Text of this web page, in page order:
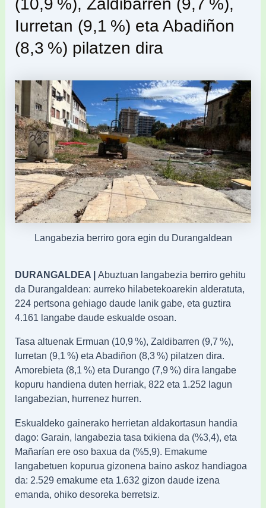
(10,9 %), Zaldibarren (9,7 %),
Iurretan (9,1 %) eta Abadiñon
(8,3 %) pilatzen dira
Langabezia berriro gora egin du Durangaldean
DURANGALDEA |Abuztuan langabezia berriro gehitu
da Durangaldean: aurreko hilabetekoarekin alderatuta,
224 pertsona gehiago daude lanik gabe, eta guztira
4.161 langabe daude eskualde osoan.
Tasa altuenak Ermuan (10,9 %), Zaldibarren (9,7 %),
Iurretan (9,1 %) eta Abadiñon (8,3 %) pilatzen dira.
Amorebieta (8,1 %) eta Durango (7,9 %) dira langabe
kopuru handiena duten herriak, 822 eta 1.252 lagun
langabezian, hurrenez hurren.
Eskualdeko gainerako herrietan aldakortasun handia
dago: Garain, langabezia tasa txikiena da (%3,4), eta
Mañarían ere oso baxua da (%5,9). Emakume
langabetuen kopurua gizonena baino askoz handiagoa
da: 2.529 emakume eta 1.632 gizon daude izena
emanda, ohiko desoreka berretsiz.